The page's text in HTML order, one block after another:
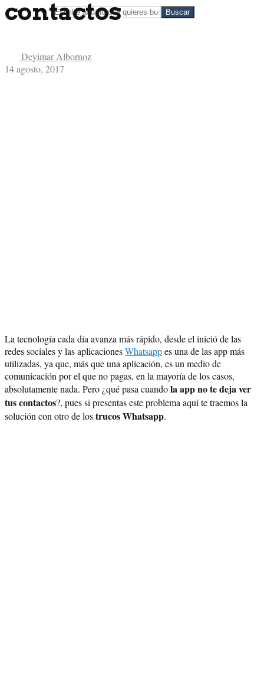
Buscar
contactos
Deyimar Albornoz
14 agosto, 2017
La tecnología cada día avanza más rápido, desde el inició de las
redes sociales y las aplicacionesWhatsappes una de las app más
utilizadas, ya que, más que una aplicación, es un medio de
comunicación por el que no pagas, en la mayoría de los casos,
absolutamente nada. Pero ¿qué pasa cuandola app no te deja ver
tus contactos?, pues si presentas este problema aquí te traemos la
solución con otro de lostrucos Whatsapp.
Rechazo